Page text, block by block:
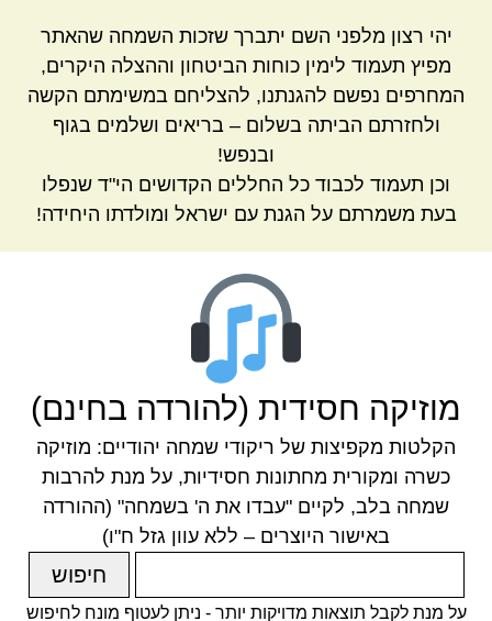
יהי רצון מלפני השם יתברך שזכות השמחה שהאתר
מפיץ תעמוד לימין כוחות הביטחון וההצלה היקרים,
המחרפים נפשם להגנתנו, להצליחם במשימתם הקשה
ולחזרתם הביתה בשלום – בריאים ושלמים בגוף
ובנפש!
וכן תעמוד לכבוד כל החללים הקדושים הי"ד שנפלו
בעת משמרתם על הגנת עם ישראל ומולדתו היחידה!
מוזיקה חסידית (להורדה בחינם)
הקלטות מקפיצות של ריקודי שמחה יהודיים: מוזיקה
כשרה ומקורית מחתונות חסידיות, על מנת להרבות
שמחה בלב, לקיים "עבדו את ה' בשמחה" (ההורדה
באישור היוצרים – ללא עוון גזל ח"ו)
על מנת לקבל תוצאות מדויקות יותר - ניתן לעטוף מונח לחיפוש